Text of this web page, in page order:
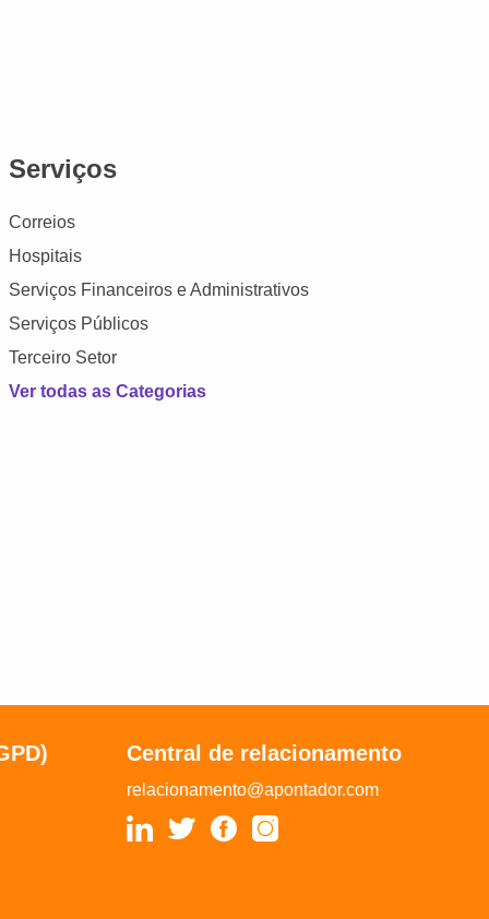
Serviços
Correios
Hospitais
Serviços Financeiros e Administrativos
Serviços Públicos
Terceiro Setor
Ver todas as Categorias
Central de relacionamento
relacionamento@apontador.com